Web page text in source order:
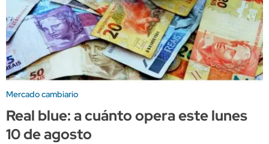
Mercado cambiario
Real blue: a cuánto opera este lunes
10 de agosto